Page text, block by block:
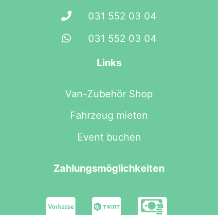
031 552 03 04
031 552 03 04
Links
Van-Zubehör Shop
Fahrzeug mieten
Event buchen
Zahlungsmöglichkeiten